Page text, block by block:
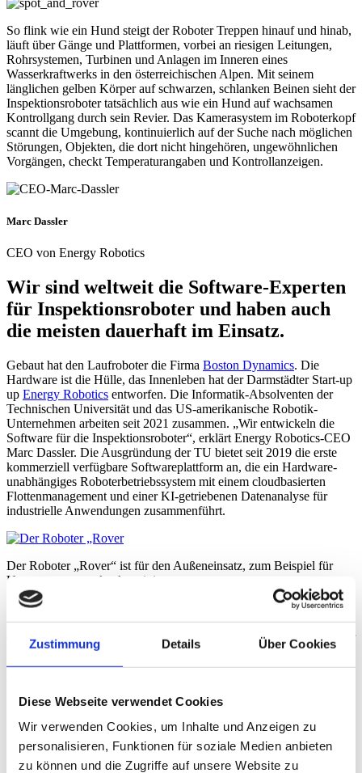
Zustimmung Details Über Cookies
Diese Webseite verwendet Cookies
Wir verwenden Cookies, um Inhalte und Anzeigen zu
personalisieren, Funktionen für soziale Medien anbieten
zu können und die Zugriffe auf unsere Website zu
So flink wie ein Hund steigt der Roboter Treppen hinauf und hinab,
läuft über Gänge und Plattformen, vorbei an riesigen Leitungen,
Rohrsystemen, Turbinen und Anlagen im Inneren eines
Wasserkraftwerks in den österreichischen Alpen. Mit seinem
länglichen gelben Körper auf schwarzen, schlanken Beinen sieht der
Inspektionsroboter tatsächlich aus wie ein Hund auf wachsamen
Kontrollgang durch sein Revier. Das Kamerasystem im Roboterkopf
scannt die Umgebung, kontinuierlich auf der Suche nach möglichen
Störungen, Objekten, die dort nicht hingehören, ungewöhnlichen
Vorgängen, checkt Temperaturangaben und Kontrollanzeigen.
Marc Dassler
CEO von Energy Robotics
Wir sind weltweit die Software-Experten
für Inspektionsroboter und haben auch
die meisten dauerhaft im Einsatz.
Gebaut hat den Laufroboter die Firma Boston Dynamics. Die
Hardware ist die Hülle, das Innenleben hat der Darmstädter Start-up
up Energy Robotics entworfen. Die Informatik-Absolventen der
Technischen Universität und das US-amerikanische Robotik-
Unternehmen arbeiten seit 2021 zusammen. „Wir entwickeln die
Software für die Inspektionsroboter“, erklärt Energy Robotics-CEO
Marc Dassler. Die Ausgründung der TU bietet seit 2019 die erste
kommerziell verfügbare Softwareplattform an, die ein Hardware-
unabhängiges Roboterbetriebssystem mit einem cloudbasierten
Flottenmanagement und einer KI-getriebenen Datenanalyse für
industrielle Anwendungen zusammenführt.
Der Roboter „Rover“ ist für den Außeneinsatz, zum Beispiel für
Umspannungswerke, konzipiert.
Spezialisiert ist Energy Robotics auf die Öl-, Gas-, Chemie- und
Energiewirtschaft. Die Entwicklungen des Teams sind ausgelegt für
die Überwachung auf Öl- und Gasplattformen, Chemieanlagen, aber
auch in Umspannwerken und Kraftwerksanlagen. Zu den Kunden
gehören Unternehmen wie Shell, Woodside, Merck, die BASF, BP
Experten für Inspektionsroboter und haben auch die meisten
dauerhaft im Einsatz“, sagt CEO Dassler.
Starkes Wachstum dank guter Förderung
Eine erfolgreiche Firmengeschichte: Seit 2017 begleitet vom TU-